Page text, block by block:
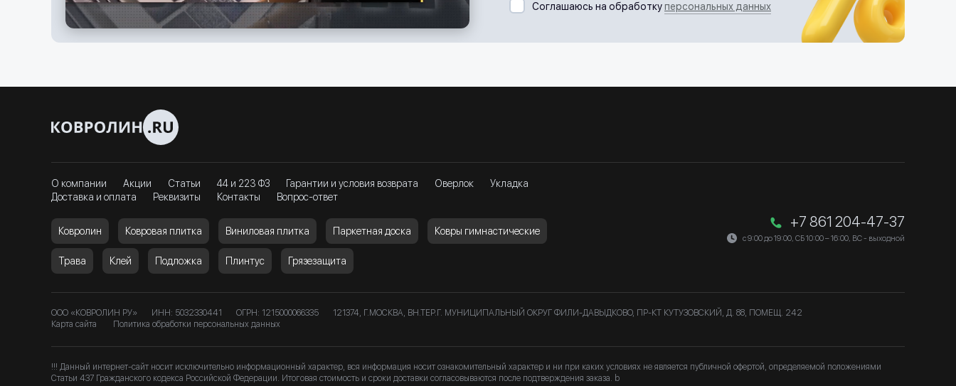
Соглашаюсь на обработкуперсональных данных
О компании Акции Статьи 44 и 223 ФЗ Гарантии и условия возврата Оверлок
Укладка
Доставка и оплата
Реквизиты Контакты Вопрос-ответ
Ковролин Ковровая плитка Виниловая плитка Паркетная доска Ковры гимнастические
Трава Клей Подложка Плинтус Грязезащита
+7 861 204-47-37
с 9:00 до 19:00, СБ 10:00 – 16:00, ВС - выходной
ООО «КОВРОЛИН РУ» ИНН: 5032330441 ОГРН: 1215000066335
121374, Г.МОСКВА, ВН.ТЕР.Г. МУНИЦИПАЛЬНЫЙ ОКРУГ ФИЛИ-ДАВЫДКОВО, ПР-КТ КУТУЗОВСКИЙ, Д. 88, ПОМЕЩ. 242
Карта сайта
Политика обработки персональных данных
!!! Данный интернет-сайт носит исключительно информационный характер, вся информация носит ознакомительный характер и ни при каких условиях не является публичной офертой, определяемой положениями
Статьи 437 Гражданского кодекса Российской Федерации. Итоговая стоимость и сроки доставки согласовываются после подтверждения заказа. b